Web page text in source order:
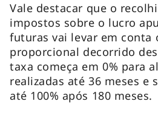
Vale destacar que o
impostos sobre o lucro
futuras vai levar em conta
proporcional decorrido
taxa começa em 0% para
realizadas até 36 meses e
até 100% após 180 meses.